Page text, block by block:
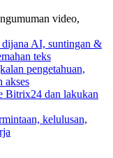
video,
AI, suntingan &
teks
pengetahuan,
akses
Bitrix24 dan lakukan
kelulusan,